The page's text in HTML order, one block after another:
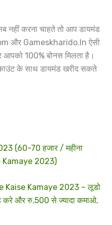
नहीं करना चाहते तो आप डायमंड
और Gameskharido.In ऐसी
आपको 100% बोनस मिलता है।
के साथ डायमंड खरीद सकते
(60-70 हजार / महीना
Kamaye 2023)
Kaise Kamaye 2023 – लूडो
करे और रु.500 से ज्यादा कमाओ,